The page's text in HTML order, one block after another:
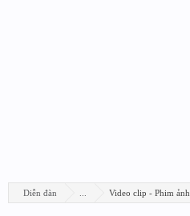
Diễn đàn Video clip - Phim ảnh